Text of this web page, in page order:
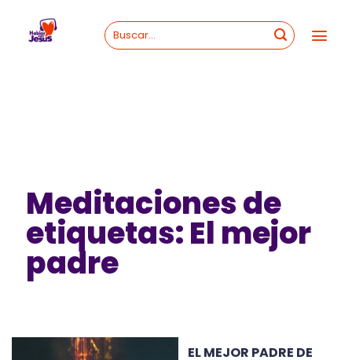
content
Meditaciones de
etiquetas: El mejor
padre
EL MEJOR PADRE DE